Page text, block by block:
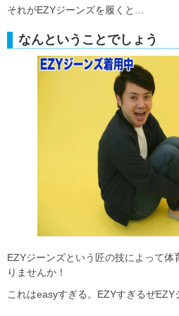
それがEZYジーンズを履くと…
なんということでしょう
EZYジーンズという匠の技によって体
りませんか！
これはeasyすぎる。EZYすぎるぜ